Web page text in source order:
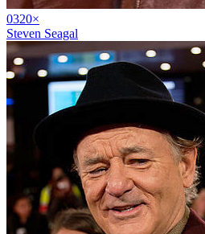
0320×
Steven Seagal